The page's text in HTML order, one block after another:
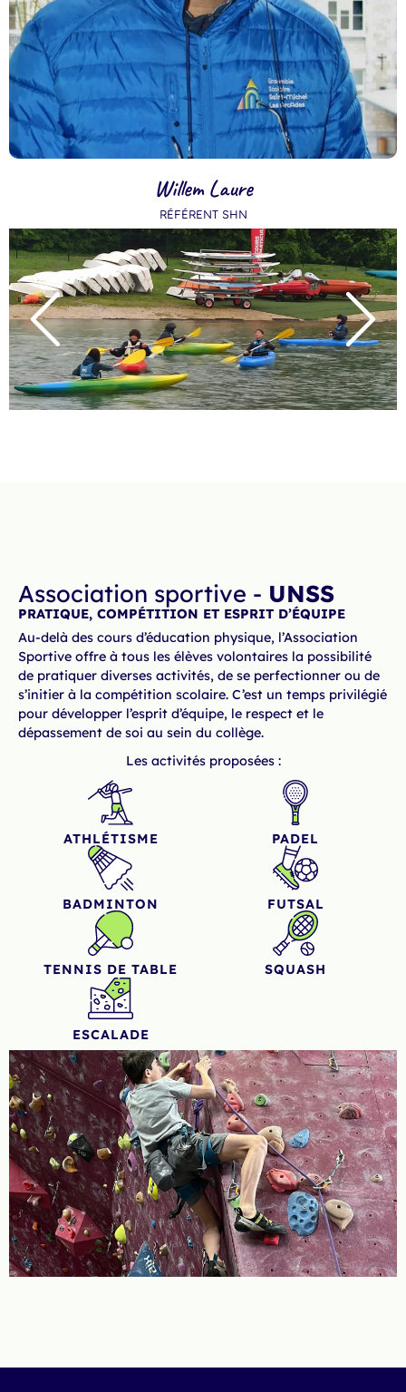
Willem Laure
RÉFÉRENT SHN
Association sportive - UNSS
PRATIQUE, COMPÉTITION ET ESPRIT D’ÉQUIPE
Au-delà des cours d’éducation physique, l’Association
Sportive offre à tous les élèves volontaires la possibilité
de pratiquer diverses activités, de se perfectionner ou de
s’initier à la compétition scolaire. C’est un temps privilégié
pour développer l’esprit d’équipe, le respect et le
dépassement de soi au sein du collège.
Les activités proposées :
ATHLÉTISME PADEL
BADMINTON FUTSAL
TENNIS DE TABLE SQUASH
ESCALADE